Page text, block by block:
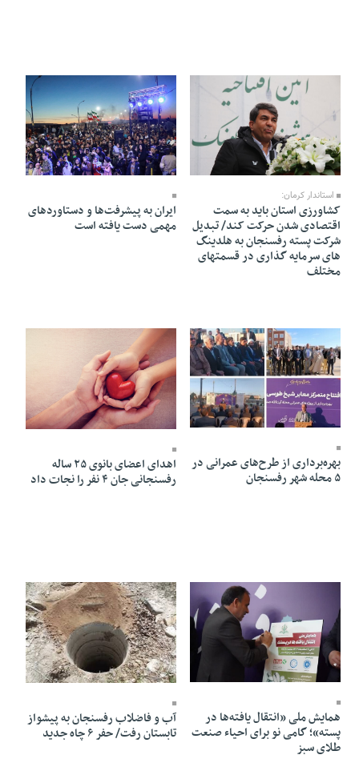
25 Bahman 1403 - 16:43
استاندار کرمان:
کشاورزی استان باید به سمت
اقتصادی شدن حرکت کند/ تبدیل
شرکت پسته رفسنجان به هلدینگ
های سرمایه گذاری در قسمتهای
مختلف
18 Bahman 1403 - 19:34
ایران به پیشرفت‌ها و دستاوردهای
مهمی دست یافته است
17 Bahman 1403 - 16:05
بهره‌برداری از طرح‌های عمرانی در
۵ محله شهر رفسنجان
اهدای اعضای بانوی ۲۵ ساله
رفسنجانی جان ۴ نفر را نجات داد
همایش ملی «انتقال یافته‌ها در
پسته»؛ گامی نو برای احیاء صنعت
طلای سبز
16 Bahman 1403 - 09:15
آب و فاضلاب رفسنجان به پیشواز
تابستان رفت/ حفر ۶ چاه جدید